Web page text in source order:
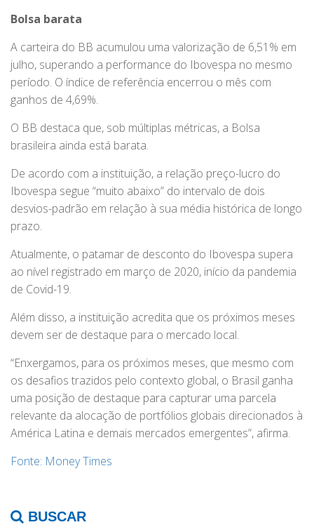
Bolsa barata
A carteira do BB acumulou uma valorização de 6,51% em
julho, superando a performance do Ibovespa no mesmo
período. O índice de referência encerrou o mês com
ganhos de 4,69%.
O BB destaca que, sob múltiplas métricas, a Bolsa
brasileira ainda está barata.
De acordo com a instituição, a relação preço-lucro do
Ibovespa segue “muito abaixo” do intervalo de dois
desvios-padrão em relação à sua média histórica de longo
prazo.
Atualmente, o patamar de desconto do Ibovespa supera
ao nível registrado em março de 2020, início da pandemia
de Covid-19.
Além disso, a instituição acredita que os próximos meses
devem ser de destaque para o mercado local.
“Enxergamos, para os próximos meses, que mesmo com
os desafios trazidos pelo contexto global, o Brasil ganha
uma posição de destaque para capturar uma parcela
relevante da alocação de portfólios globais direcionados à
América Latina e demais mercados emergentes”, afirma.
Fonte: Money Times
BUSCAR